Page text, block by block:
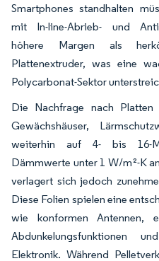
Smartphones standhalten
mit In-line-Abrieb- und
höhere Margen als
Plattenextruder, was eine
Polycarbonat-Sektor
Die Nachfrage nach
Gewächshäuser,
weiterhin auf 4- bis 16-
Dämmwerte unter 1 W/m²-K
verlagert sich jedoch
Diese Folien spielen eine
wie konformen Antennen,
Abdunkelungsfunktionen
Elektronik. Während